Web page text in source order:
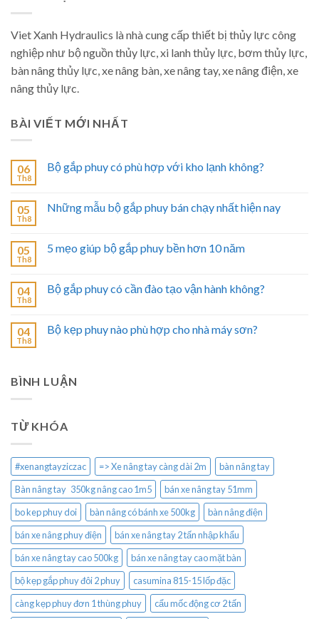
Viet Xanh Hydraulics là nhà cung cấp thiết bị thủy lực công
nghiệp như bộ nguồn thủy lực, xi lanh thủy lực, bơm thủy lực,
bàn nâng thủy lực, xe nâng bàn, xe nâng tay, xe nâng điện, xe
nâng thủy lực.
BÀI VIẾT MỚI NHẤT
06
Th8
Bộ gắp phuy có phù hợp với kho lạnh không?
05
Th8
Những mẫu bộ gắp phuy bán chạy nhất hiện nay
05
Th8
5 mẹo giúp bộ gắp phuy bền hơn 10 năm
04
Th8
Bộ gắp phuy có cần đào tạo vận hành không?
04
Th8
Bộ kẹp phuy nào phù hợp cho nhà máy sơn?
BÌNH LUẬN
TỪ KHÓA
#xenangtayziczac => Xe nâng tay càng dài 2m
bàn nâng tay
Bàn nâng tay 350kg nâng cao 1m5
bán xe nâng tay 51mm
bo kep phuy doi
bàn nâng có bánh xe 500kg
bàn nâng điện
bán xe nâng phuy điện
bán xe nâng tay 2 tấn nhập khẩu
bán xe nâng tay cao 500kg
bán xe nâng tay cao mặt bàn
bộ kẹp gắp phuy đôi 2 phuy
casumina 815-15 lốp đặc
càng kẹp phuy đơn 1 thùng phuy
cẩu mốc động cơ 2 tấn